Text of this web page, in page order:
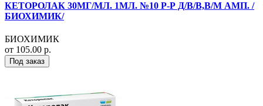
КЕТОРОЛАК 30МГ/МЛ. 1МЛ. №10 Р-Р Д/В/В,В/М АМП. /
БИОХИМИК/
БИОХИМИК
от 105.00 р.
Под заказ